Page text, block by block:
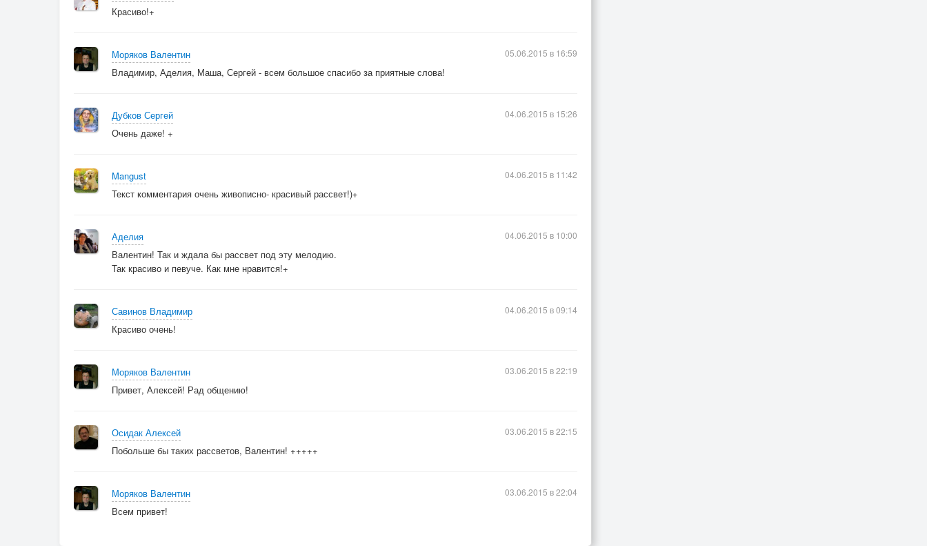
Красиво!+
Моряков Валентин
Владимир, Аделия, Маша, Сергей - всем большое спасибо за приятные слова!
05.06.2015 в 16:59
Дубков Сергей
Очень даже! +
04.06.2015 в 15:26
Mangust
Текст комментария очень живописно- красивый рассвет!)+
04.06.2015 в 11:42
Аделия
Валентин! Так и ждала бы рассвет под эту мелодию.
Так красиво и певуче. Как мне нравится!+
04.06.2015 в 10:00
Савинов Владимир
Красиво очень!
04.06.2015 в 09:14
Моряков Валентин
Привет, Алексей! Рад общению!
03.06.2015 в 22:19
Осидак Алексей
Побольше бы таких рассветов, Валентин! +++++
03.06.2015 в 22:15
Моряков Валентин
Всем привет!
03.06.2015 в 22:04